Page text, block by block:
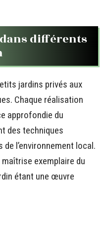
différents
jardins privés aux
Chaque réalisation
approfondie du
des techniques
l’environnement local.
exemplaire du
étant une œuvre